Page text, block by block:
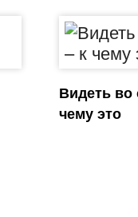
Видеть во
чему это